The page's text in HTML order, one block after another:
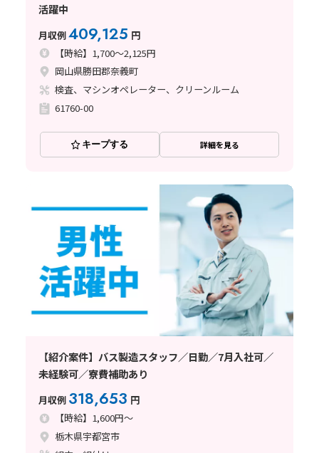
活躍中
月収例409,125 円
【時給】1,700～2,125円
岡山県勝田郡奈義町
検査、マシンオペレーター、クリーンルーム
61760-00
キープする 詳細を見る
【紹介案件】バス製造スタッフ／日勤／7月入社可／
未経験可／寮費補助あり
月収例 318,653 円
【時給】1,600円～
栃木県宇都宮市